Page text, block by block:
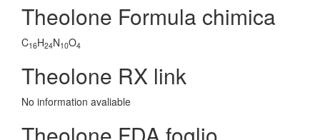
Theolone Formula chimica
C16H24N10O4
Theolone RX link
No information avaliable